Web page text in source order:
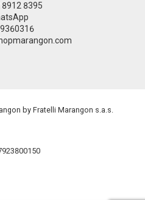
8912 8395
by Fratelli Marangon s.a.s.